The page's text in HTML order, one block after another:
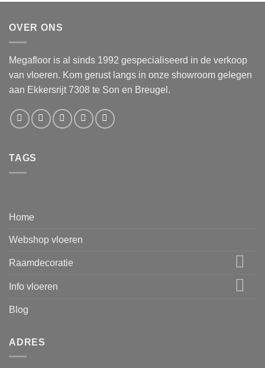
OVER ONS
Megafloor is al sinds 1992 gespecialiseerd in de verkoop
van vloeren. Kom gerust langs in onze showroom gelegen
aan Ekkersrijt 7308 te Son en Breugel.
TAGS
Home
Webshop vloeren
Raamdecoratie
Info vloeren
Blog
ADRES